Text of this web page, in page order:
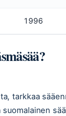
1996
tarkkaa